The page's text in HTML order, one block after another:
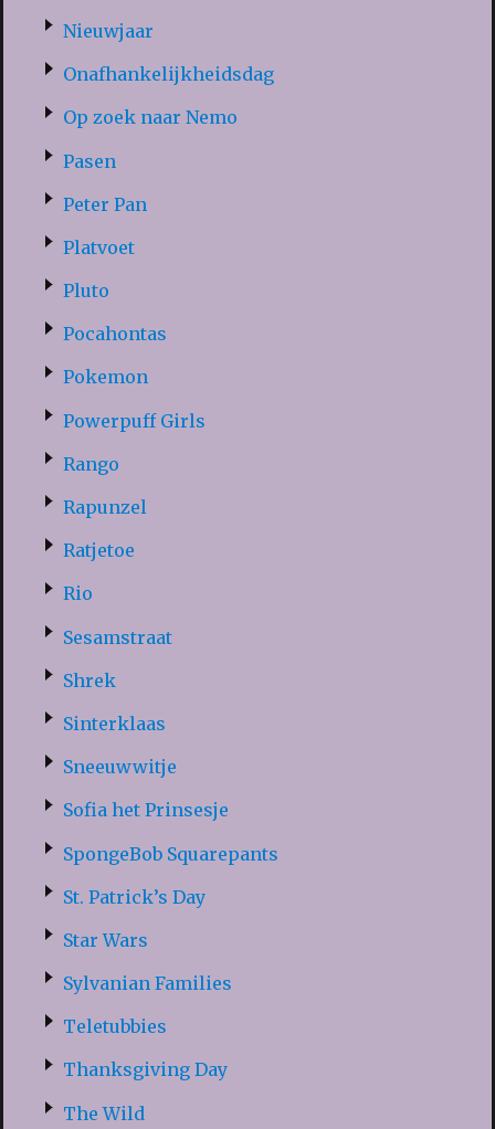
Nieuwjaar
Onafhankelijkheidsdag
Op zoek naar Nemo
Pasen
Peter Pan
Platvoet
Pluto
Pocahontas
Pokemon
Powerpuff Girls
Rango
Rapunzel
Ratjetoe
Rio
Sesamstraat
Shrek
Sinterklaas
Sneeuwwitje
Sofia het Prinsesje
SpongeBob Squarepants
St. Patrick’s Day
Star Wars
Sylvanian Families
Teletubbies
Thanksgiving Day
The Wild